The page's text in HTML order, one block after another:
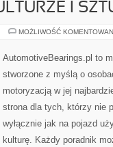
I
MOŻLIWOŚĆ
AutomotiveBearings.pl to
stworzone z myślą o
motoryzacją w jej
strona dla tych, którzy nie
wyłącznie jak na pojazd
kulturę. Każdy poradnik